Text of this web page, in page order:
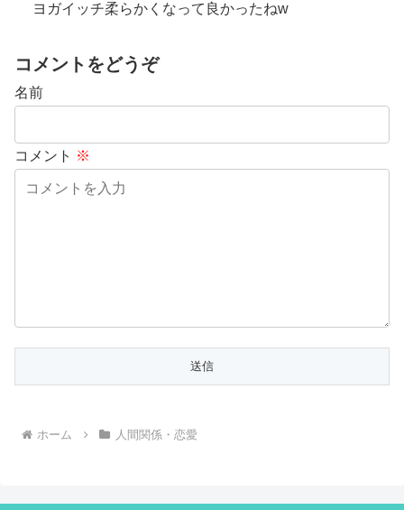
ヨガイッチ柔らかくなって良かったねw
コメントをどうぞ
名前
コメント ※
ホーム 人間関係・恋愛